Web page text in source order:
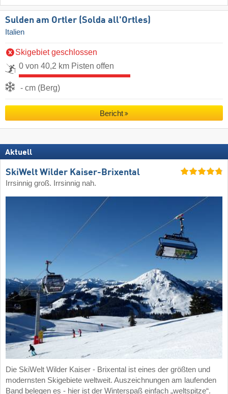
Sulden am Ortler (Solda all'Ortles)
Italien
Skigebiet geschlossen
0 von 40,2 km Pisten offen
- cm (Berg)
Bericht
Aktuell
SkiWelt Wilder Kaiser-Brixental
Irrsinnig groß. Irrsinnig nah.
Die SkiWelt Wilder Kaiser - Brixental ist eines der größten und
modernsten Skigebiete weltweit. Auszeichnungen am laufenden
Band belegen es - hier ist der Winterspaß einfach „weltspitze“.